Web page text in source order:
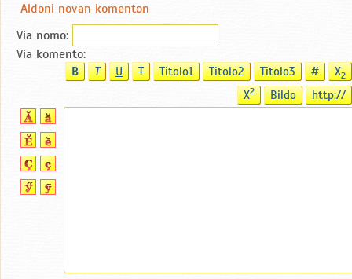
Aldoni novan komenton
Via nomo:
Via komento:
B T U T Titolo1 Titolo2 Titolo3 # X2
X2 Bildo http://